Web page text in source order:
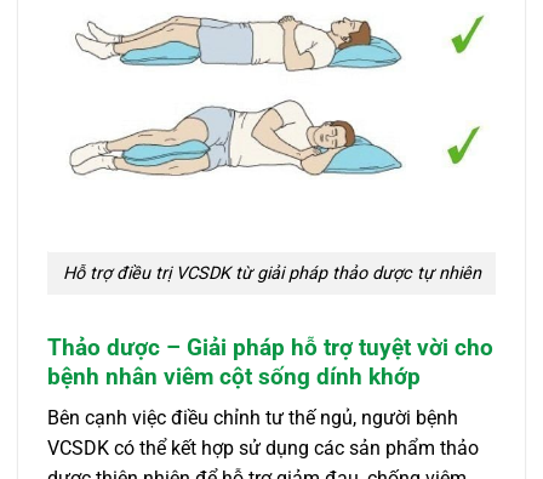
Hỗ trợ điều trị VCSDK từ giải pháp thảo dược tự nhiên
Thảo dược – Giải pháp hỗ trợ tuyệt vời cho
bệnh nhân viêm cột sống dính khớp
Bên cạnh việc điều chỉnh tư thế ngủ, người bệnh
VCSDK có thể kết hợp sử dụng các sản phẩm thảo